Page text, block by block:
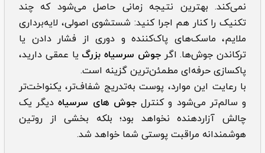
نمی‌کند. بهترین نتیجه زمانی حاصل می‌شود که چند
تکنیک را کنار هم اجرا کنید: شستشوی اصولی، لایه‌برداری
ملایم، ماسک‌های پاک‌کننده و دوری از فشار دادن یا
ترکاندن جوش‌ها. اگرجوش سرسیاه بزرگ یا عمقی دارید،
پاکسازی حرفه‌ای مطمئن‌ترین گزینه است.
با رعایت این موارد، پوست به‌تدریج شفاف‌تر، یکنواخت‌تر
و سالم‌تر می‌شود و کنترلجوش های سرسیاهدیگر یک
چالش آزاردهنده نخواهد بود؛ بلکه بخشی از روتین
هوشمندانه مراقبت پوستی شما خواهد شد.